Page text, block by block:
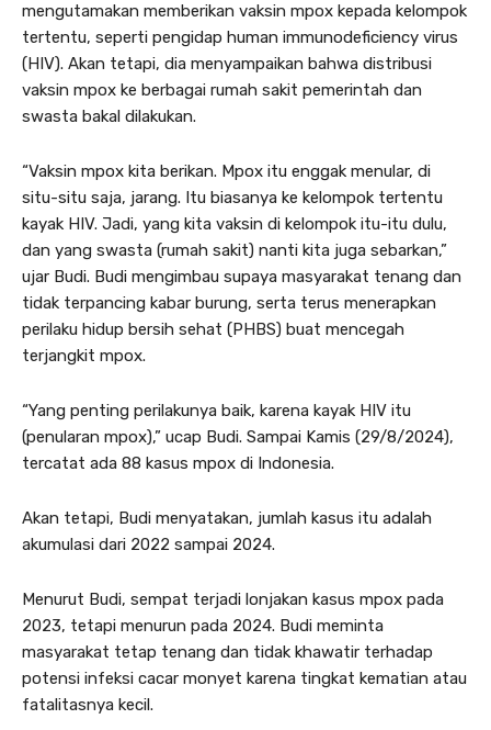
mengutamakan memberikan vaksin mpox kepada kelompok
tertentu, seperti pengidap human immunodeficiency virus
(HIV). Akan tetapi, dia menyampaikan bahwa distribusi
vaksin mpox ke berbagai rumah sakit pemerintah dan
swasta bakal dilakukan.
“Vaksin mpox kita berikan. Mpox itu enggak menular, di
situ-situ saja, jarang. Itu biasanya ke kelompok tertentu
kayak HIV. Jadi, yang kita vaksin di kelompok itu-itu dulu,
dan yang swasta (rumah sakit) nanti kita juga sebarkan,”
ujar Budi. Budi mengimbau supaya masyarakat tenang dan
tidak terpancing kabar burung, serta terus menerapkan
perilaku hidup bersih sehat (PHBS) buat mencegah
terjangkit mpox.
“Yang penting perilakunya baik, karena kayak HIV itu
(penularan mpox),” ucap Budi. Sampai Kamis (29/8/2024),
tercatat ada 88 kasus mpox di Indonesia.
Akan tetapi, Budi menyatakan, jumlah kasus itu adalah
akumulasi dari 2022 sampai 2024.
Menurut Budi, sempat terjadi lonjakan kasus mpox pada
2023, tetapi menurun pada 2024. Budi meminta
masyarakat tetap tenang dan tidak khawatir terhadap
potensi infeksi cacar monyet karena tingkat kematian atau
fatalitasnya kecil.